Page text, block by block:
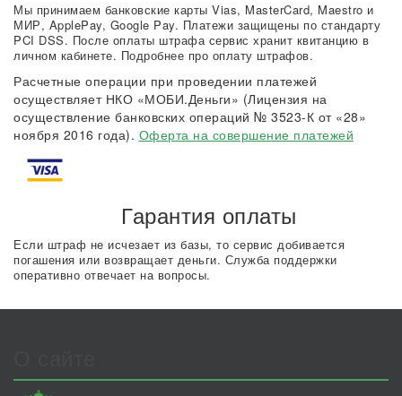
Мы принимаем банковские карты Vias, MasterCard, Maestro и
МИР, ApplePay, Google Pay. Платежи защищены по стандарту
PCI DSS. После оплаты штрафа сервис хранит квитанцию в
личном кабинете. Подробнее про оплату штрафов.
Расчетные операции при проведении платежей
осуществляет НКО «МОБИ.Деньги» (Лицензия на
осуществление банковских операций № 3523-К от «28»
ноября 2016 года). Оферта на совершение платежей
Гарантия оплаты
Если штраф не исчезает из базы, то сервис добивается
погашения или возвращает деньги. Служба поддержки
оперативно отвечает на вопросы.